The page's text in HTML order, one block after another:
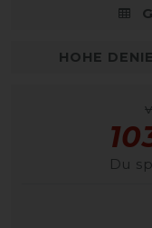
HOHE
Du